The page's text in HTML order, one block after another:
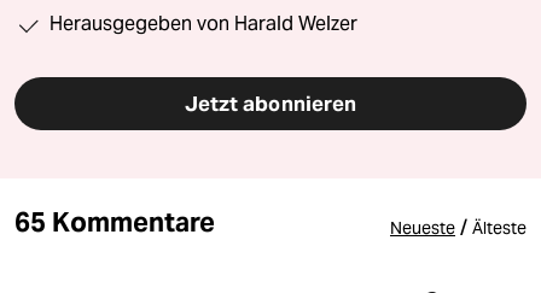
Herausgegeben von Harald Welzer
Jetzt abonnieren
65 Kommentare Neueste / Älteste